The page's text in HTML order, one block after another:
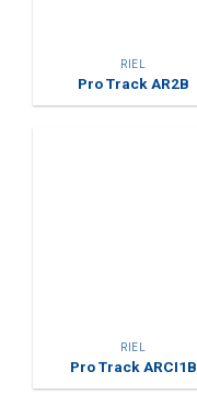
RIEL
Pro Track AR2B
RIEL
Pro Track ARCI1B